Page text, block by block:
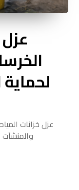
عزل خزانات
والمنشآت